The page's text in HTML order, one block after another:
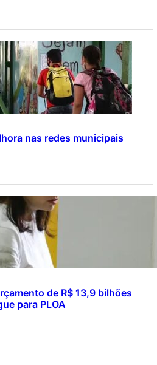
nas redes municipais
de R$ 13,9 bilhões
para PLOA